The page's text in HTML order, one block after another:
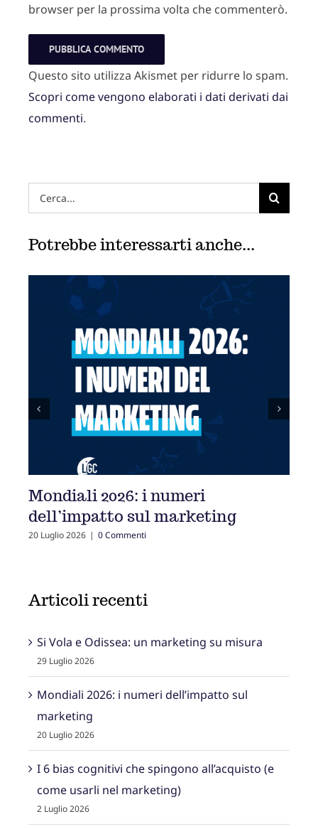
browser per la prossima volta che commenterò.
Questo sito utilizza Akismet per ridurre lo spam.
Scopri come vengono elaborati i dati derivati dai
commenti.
Hai
cercato:
Potrebbe interessarti anche...
I 6 bias cognitivi che spingono
all’acquisto (e come usarli nel
marketing)
Si Vola e Odissea: un marketing su misura
Mondiali 2026: i numeri dell’impatto sul
marketing
I 6 bias cognitivi che spingono all’acquisto (e
come usarli nel marketing)